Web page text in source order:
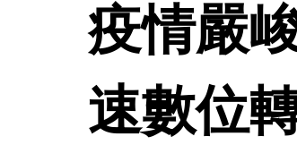
疫情嚴
速數位